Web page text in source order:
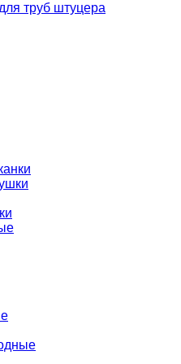
труб штуцера